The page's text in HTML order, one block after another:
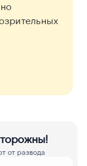
от развода